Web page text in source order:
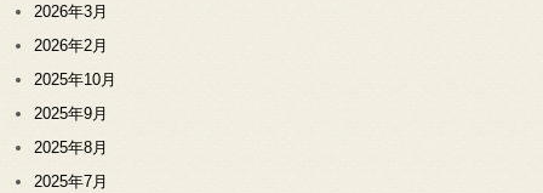
2026年3月
2026年2月
2025年10月
2025年9月
2025年8月
2025年7月